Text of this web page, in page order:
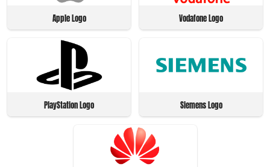
Apple Logo Vodafone Logo
PlayStation Logo Siemens Logo